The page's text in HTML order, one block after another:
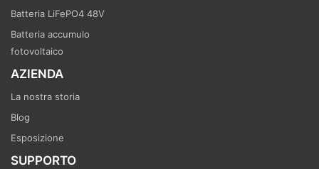
Batteria LiFePO4 48V
Batteria accumulo
fotovoltaico
AZIENDA
La nostra storia
Blog
Esposizione
SUPPORTO